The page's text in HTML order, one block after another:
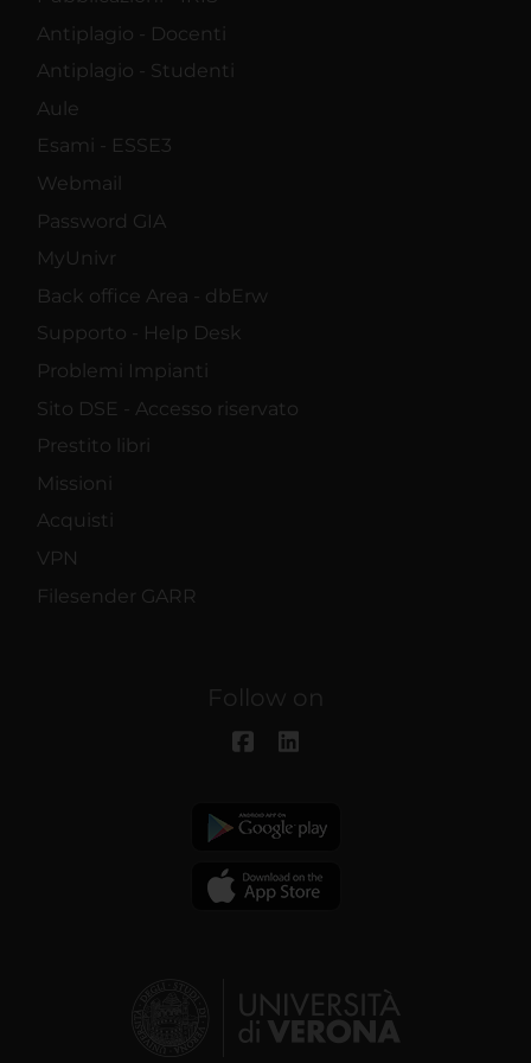
Antiplagio - Docenti
Antiplagio - Studenti
Aule
Esami - ESSE3
Webmail
Password GIA
MyUnivr
Back office Area - dbErw
Supporto - Help Desk
Problemi Impianti
Sito DSE - Accesso riservato
Prestito libri
Missioni
Acquisti
VPN
Filesender GARR
Follow on